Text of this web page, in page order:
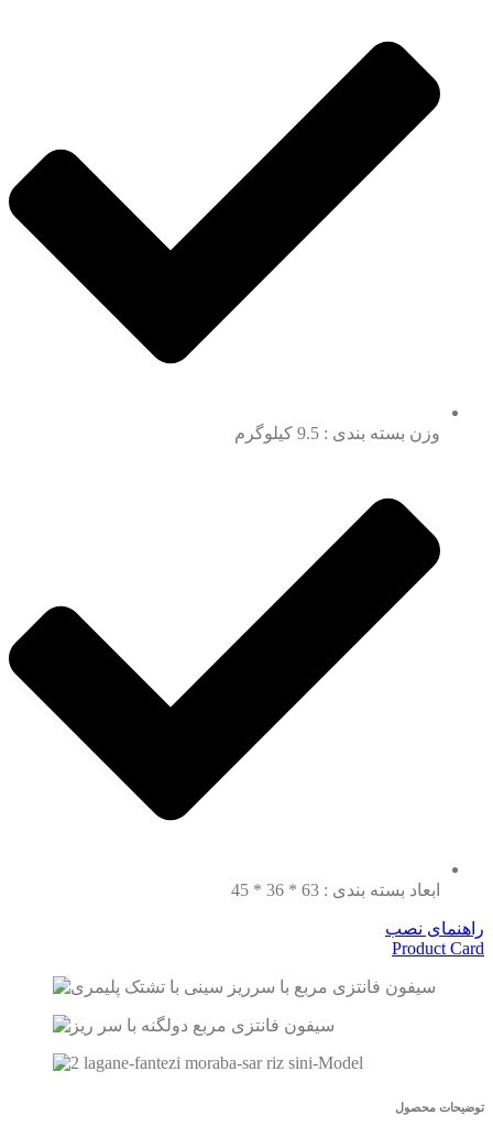
وزن بسته بندی : 9.5 کیلوگرم
ابعاد بسته بندی : 63 * 36 * 45
راهنمای نصب
Product Card
توضیحات محصول